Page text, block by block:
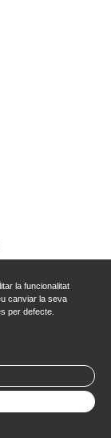
la funcionalitat
canviar la seva
per defecte.